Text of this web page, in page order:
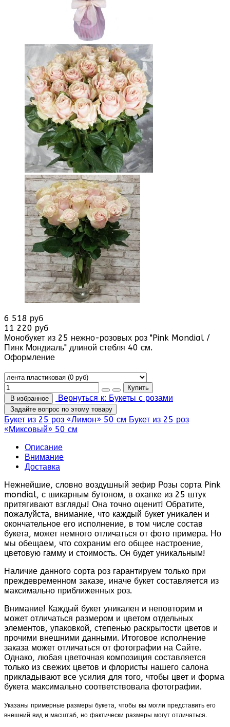
6 518 руб
11 220 руб
Монобукет из 25 нежно-розовых роз "Pink Mondial /
Пинк Мондиаль" длиной стебля 40 см.
Оформление
В избранное Вернуться к: Букеты с розами
Задайте вопрос по этому товару
Букет из 25 роз «Лимон» 50 см Букет из 25 роз
«Миксовый» 50 см
Описание
Внимание
Доставка
Нежнейшие, словно воздушный зефир Розы сорта Pink
mondial, с шикарным бутоном, в охапке из 25 штук
притягивают взгляды! Она точно оценит! Обратите,
пожалуйста, внимание, что каждый букет уникален и
окончательное его исполнение, в том числе состав
букета, может немного отличаться от фото примера. Но
мы обещаем, что сохраним его общее настроение,
цветовую гамму и стоимость. Он будет уникальным!
Наличие данного сорта роз гарантируем только при
преждевременном заказе, иначе букет составляется из
максимально приближенных роз.
Внимание! Каждый букет уникален и неповторим и
может отличаться размером и цветом отдельных
элементов, упаковкой, степенью раскрытости цветов и
прочими внешними данными. Итоговое исполнение
заказа может отличаться от фотографии на Сайте.
Однако, любая цветочная композиция составляется
только из свежих цветов и флористы нашего салона
прикладывают все усилия для того, чтобы цвет и форма
букета максимально соответствовала фотографии.
Указаны примерные размеры букета, чтобы вы могли представить его
внешний вид и масштаб, но фактически размеры могут отличаться.